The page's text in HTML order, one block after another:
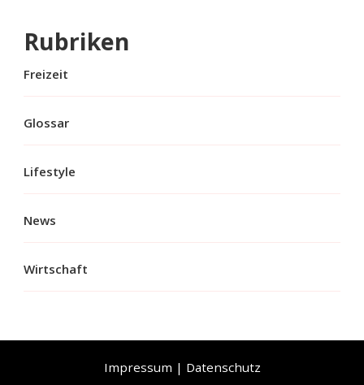
Rubriken
Freizeit
Glossar
Lifestyle
News
Wirtschaft
Impressum | Datenschutz